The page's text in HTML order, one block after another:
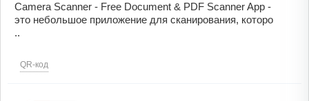
Camera Scanner - Free Document & PDF Scanner App -
это небольшое приложение для сканирования, которо
..
QR-код